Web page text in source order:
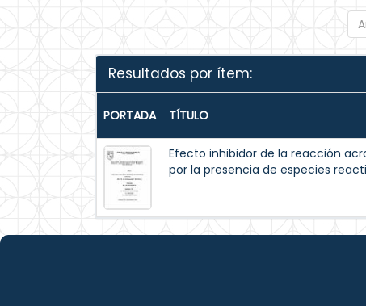
Resultados por ítem:
PORTADA TÍTULO
Efecto inhibidor de la reacción
por la presencia de especies